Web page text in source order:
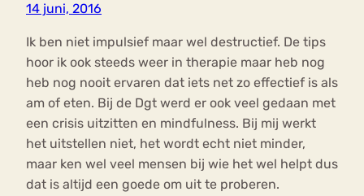
14 juni, 2016
Ik ben niet impulsief maar wel destructief. De tips
hoor ik ook steeds weer in therapie maar heb nog
heb nog nooit ervaren dat iets net zo effectief is als
am of eten. Bij de Dgt werd er ook veel gedaan met
een crisis uitzitten en mindfulness. Bij mij werkt
het uitstellen niet, het wordt echt niet minder,
maar ken wel veel mensen bij wie het wel helpt dus
dat is altijd een goede om uit te proberen.